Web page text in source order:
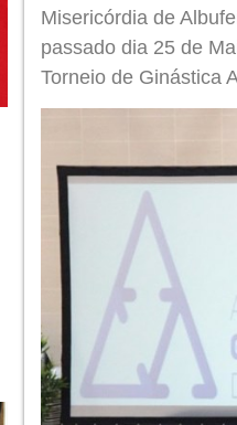
Misericórdia de
passado dia 25 de
Torneio de Ginástica